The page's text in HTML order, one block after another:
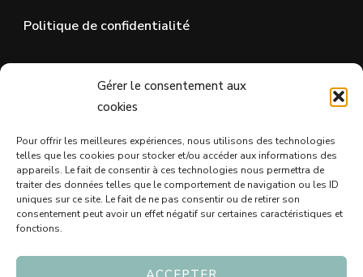
Gérer le consentement aux
cookies
Pour offrir les meilleures expériences, nous utilisons des technologies
telles que les cookies pour stocker et/ou accéder aux informations des
appareils. Le fait de consentir à ces technologies nous permettra de
traiter des données telles que le comportement de navigation ou les ID
uniques sur ce site. Le fait de ne pas consentir ou de retirer son
consentement peut avoir un effet négatif sur certaines caractéristiques et
fonctions.
Politique de confidentialité
SUR LES RÉSEAUX SOCIAUX